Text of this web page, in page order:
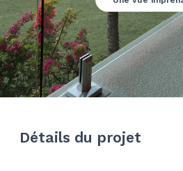
Détails du projet